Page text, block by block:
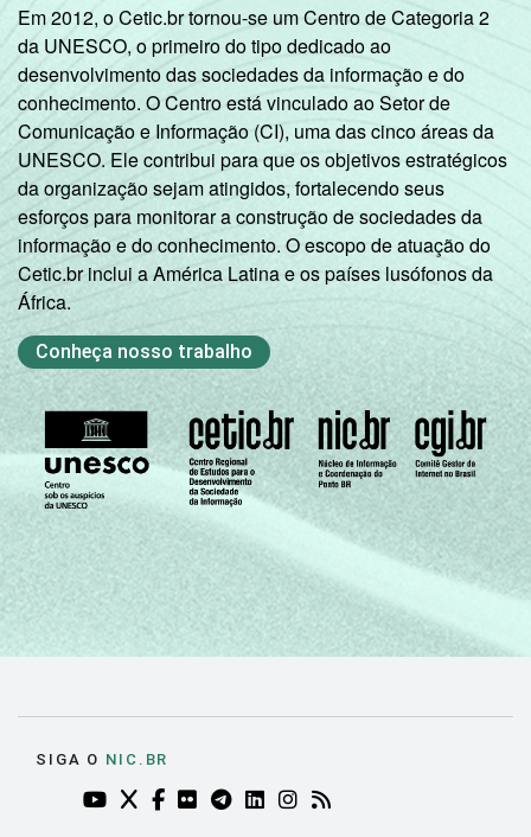
1
incompleto
Fundamental
1
completo
100,00 -
Fundamental
2
incompleto
55,21 2,08
Fundamental
2
completo
73,21 8,20
Médio
incompleto
68,90 18,16
completo
67,29 12,81
Universitário
incompleto
79,18 10,71
73,77 17,69
SEXO Masculino
Em 2012, o Cetic.br tornou-se um Centro de Categoria 2
da UNESCO, o primeiro do tipo dedicado ao
desenvolvimento das sociedades da informação e do
conhecimento. O Centro está vinculado ao Setor de
Comunicação e Informação (CI), uma das cinco áreas da
UNESCO. Ele contribui para que os objetivos estratégicos
da organização sejam atingidos, fortalecendo seus
esforços para monitorar a construção de sociedades da
informação e do conhecimento. O escopo de atuação do
Cetic.br inclui a América Latina e os países lusófonos da
África.
Conheça nosso trabalho
SIGA O NIC.BR
YOUTUBE DO NIC.BR (ABRE EM NOVA ABA)
TWITTER DO NIC.BR (ABRE EM NOVA ABA)
FACEBOOK DO NIC.BR (ABRE EM NOVA
FLICKR DO NIC.BR (ABRE EM NOVA
TELEGRAM DO NIC.BR (ABRE EM
LINKEDIN DO NIC.BR (ABRE
INSTAGRAM DO NIC.BR
RSS DO NIC.BR (ABRE